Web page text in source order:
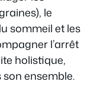
le
sommeil et les
l’arrêt
holistique,
ensemble.